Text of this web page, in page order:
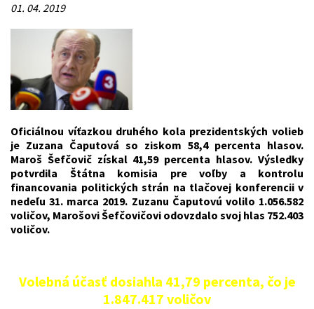
01. 04. 2019
Oficiálnou víťazkou druhého kola prezidentských volieb
je Zuzana Čaputová so ziskom 58,4 percenta hlasov.
Maroš Šefčovič získal 41,59 percenta hlasov. Výsledky
potvrdila Štátna komisia pre voľby a kontrolu
financovania politických strán na tlačovej konferencii v
nedeľu 31. marca 2019. Zuzanu Čaputovú volilo 1.056.582
voličov, Marošovi Šefčovičovi odovzdalo svoj hlas 752.403
voličov.
Volebná účasť dosiahla 41,79 percenta, čo je
1.847.417 voličov